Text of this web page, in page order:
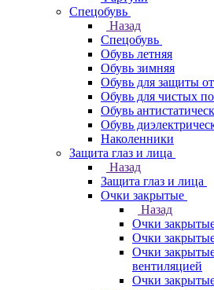
Спецобувь
Назад
Спецобувь
Обувь летняя
Обувь зимняя
Обувь для защиты
Обувь для чистых
Обувь
Обувь
Наколенники
Защита глаз и лица
Назад
Защита глаз и лица
Очки закрытые
Назад
Очки
Очки
Очки
вентиляцией
Очки